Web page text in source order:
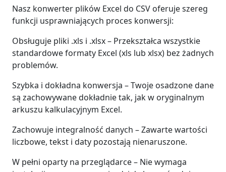
Nasz konwerter plików Excel do CSV oferuje szereg
funkcji usprawniających proces konwersji:
Obsługuje pliki .xls i .xlsx – Przekształca wszystkie
standardowe formaty Excel (xls lub xlsx) bez żadnych
problemów.
Szybka i dokładna konwersja – Twoje osadzone dane
są zachowywane dokładnie tak, jak w oryginalnym
arkuszu kalkulacyjnym Excel.
Zachowuje integralność danych – Zawarte wartości
liczbowe, tekst i daty pozostają nienaruszone.
W pełni oparty na przeglądarce – Nie wymaga